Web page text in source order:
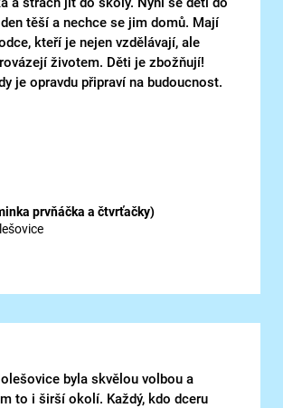
těší a nechce se jim domů. Mají
kteří je nejen vzdělávají, ale
životem. Děti je zbožňují!
je opravdu připraví na budoucnost.
prvňáčka a čtvrťačky)
byla skvělou volbou a
to i širší okolí. Každý, kdo dceru